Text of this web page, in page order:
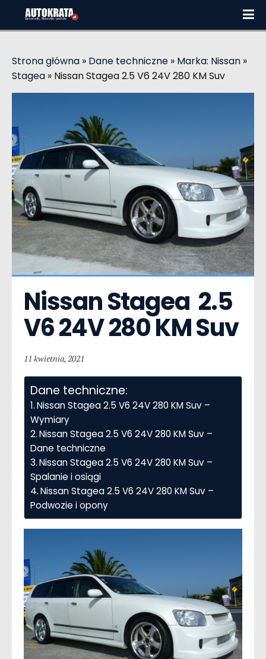
Strona główna » Dane techniczne » Marka: Nissan »
Stagea » Nissan Stagea 2.5 V6 24V 280 KM Suv
Nissan Stagea  2.5
V6 24V 280 KM Suv
11 kwietnia, 2021
Dane techniczne:
Nissan Stagea 2.5 V6 24V 280 KM Suv –
Wymiary
Nissan Stagea 2.5 V6 24V 280 KM Suv –
Dane techniczne
Nissan Stagea 2.5 V6 24V 280 KM Suv –
Spalanie i osiągi
Nissan Stagea 2.5 V6 24V 280 KM Suv –
Podwozie i opony